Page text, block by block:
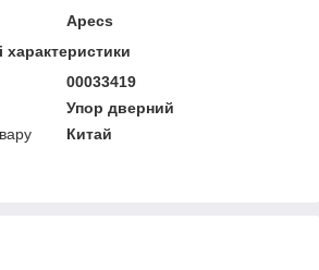
Apecs
характеристики
00033419
Упор дверний
Китай